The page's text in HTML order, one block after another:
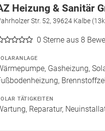
Heizung & Sanitär
Str. 52, 39624 Kalbe
0 Sterne aus 8
Gasheizung,
TÄTIGKEITEN
Reparatur,